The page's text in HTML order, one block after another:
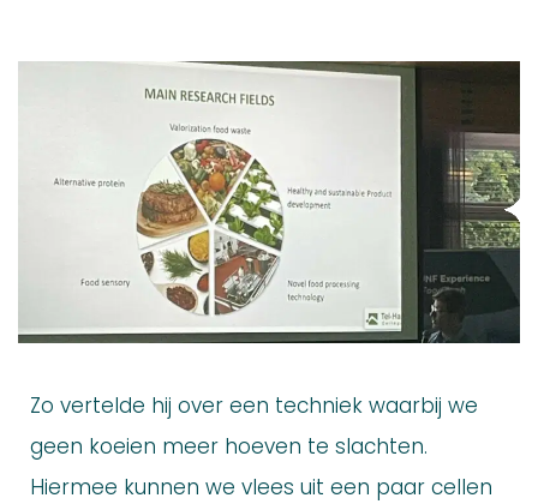
Zo vertelde hij over een techniek waarbij we
geen koeien meer hoeven te slachten.
Hiermee kunnen we vlees uit een paar cellen